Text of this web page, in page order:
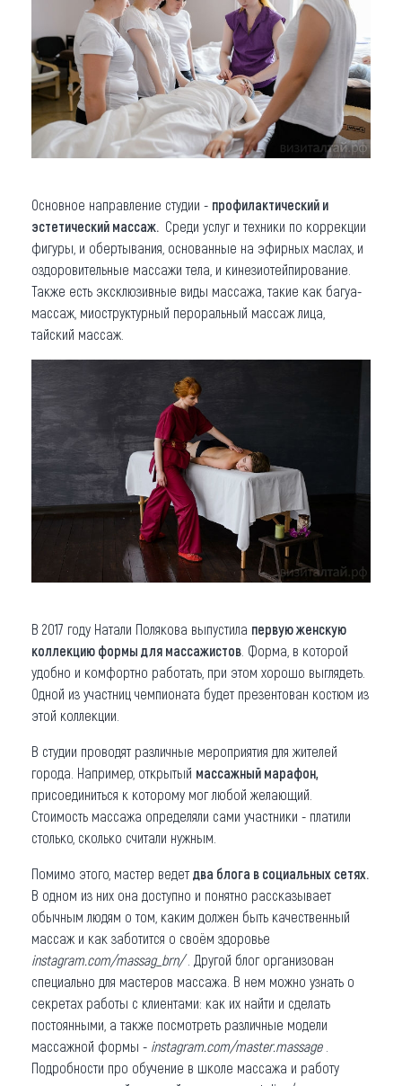
Основное направление студии - профилактический и
эстетический массаж. Среди услуг и техники по коррекции
фигуры, и обертывания, основанные на эфирных маслах, и
оздоровительные массажи тела, и кинезиотейпирование.
Также есть эксклюзивные виды массажа, такие как багуа-
массаж, миоструктурный пероральный массаж лица,
тайский массаж.
В 2017 году Натали Полякова выпустила первую женскую
коллекцию формы для массажистов . Форма, в которой
удобно и комфортно работать, при этом хорошо выглядеть.
Одной из участниц чемпионата будет презентован костюм из
этой коллекции.
В студии проводят различные мероприятия для жителей
города. Например, открытый массажный марафон,
присоединиться к которому мог любой желающий.
Стоимость массажа определяли сами участники - платили
столько, сколько считали нужным.
Помимо этого, мастер ведет два блога в социальных сетях.
В одном из них она доступно и понятно рассказывает
обычным людям о том, каким должен быть качественный
массаж и как заботится о своём здоровье
instagram.com/massag_brn/. Другой блог организован
специально для мастеров массажа. В нем можно узнать о
секретах работы с клиентами: как их найти и сделать
постоянными, а также посмотреть различные модели
массажной формы - instagram.com/master.massage.
Подробности про обучение в школе массажа и работу